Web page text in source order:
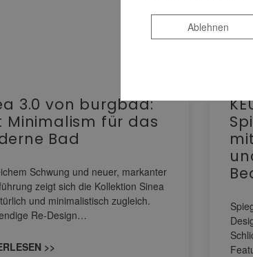
3.0 von burgbad:
Minimalism für das
Bad
Schwung und neuer, markanter
zeigt sich die Kollektion Sinea
und minimalistisch zugleich.
Re-Design…
>>
Ablehnen
Ablehnen